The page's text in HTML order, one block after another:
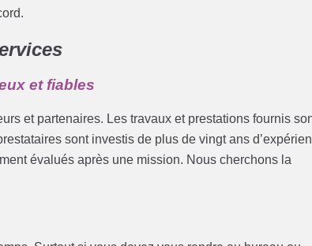
et fiables
et partenaires. Les travaux et prestations fournis
sont investis de plus de vingt ans
évalués après une mission. Nous cherchons la